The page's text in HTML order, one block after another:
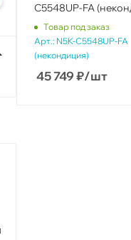
C5548UP-FA
Товар под заказ
Арт.: N5K-C5548UP-FA
(некондиция)
45 749₽/шт